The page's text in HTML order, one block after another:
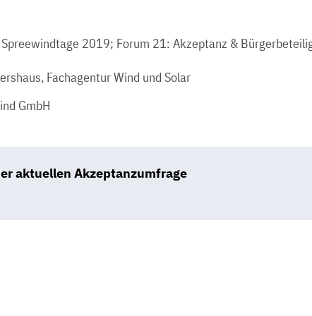
2019; Forum 21: Akzeptanz &
Fachagentur Wind und Solar
GmbH
aktuellen Akzeptanzumfrage